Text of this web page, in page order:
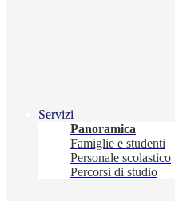
Servizi
Panoramica
Famiglie e studenti
Personale scolastico
Percorsi di studio